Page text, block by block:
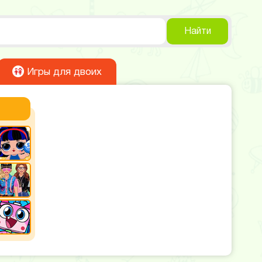
Найти
Игры для двоих